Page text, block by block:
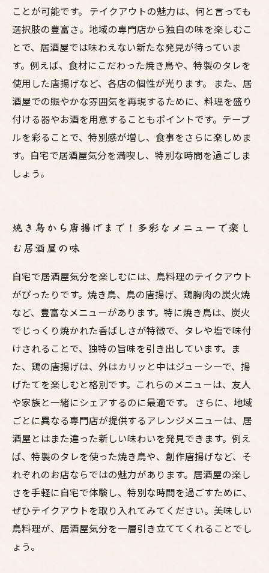
ことが可能です。 テイクアウトの魅力は、何と言っても
選択肢の豊富さ。地域の専門店から独自の味を楽しむこ
とで、居酒屋では味わえない新たな発見が待っていま
す。例えば、食材にこだわった焼き鳥や、特製のタレを
使用した唐揚げなど、各店の個性が光ります。 また、居
酒屋での賑やかな雰囲気を再現するために、料理を盛り
付ける器やお酒を用意することもポイントです。テーブ
ルを彩ることで、特別感が増し、食事をさらに楽しめま
す。自宅で居酒屋気分を満喫し、特別な時間を過ごしま
しょう。
焼き鳥から唐揚げまで！多彩なメニューで楽し
む居酒屋の味
自宅で居酒屋気分を楽しむには、鳥料理のテイクアウト
がぴったりです。焼き鳥、鳥の唐揚げ、鶏胸肉の炭火焼
など、豊富なメニューがあります。特に焼き鳥は、炭火
でじっくり焼かれた香ばしさが特徴で、タレや塩で味付
けされることで、独特の旨味を引き出しています。ま
た、鶏の唐揚げは、外はカリッと中はジューシーで、揚
げたてを楽しむと格別です。これらのメニューは、友人
や家族と一緒にシェアするのに最適です。 さらに、地域
ごとに異なる専門店が提供するアレンジメニューは、居
酒屋とはまた違った新しい味わいを発見できます。例え
ば、特製のタレを使った焼き鳥や、創作唐揚げなど、そ
れぞれのお店ならではの魅力があります。居酒屋の楽し
さを手軽に自宅で体験し、特別な時間を過ごすために、
ぜひテイクアウトを取り入れてみてください。美味しい
鳥料理が、居酒屋気分を一層引き立ててくれることでし
ょう。